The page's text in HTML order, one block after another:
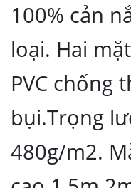
100% cản
loại. Hai
PVC chống
bụi.Trọng
480g/m2.